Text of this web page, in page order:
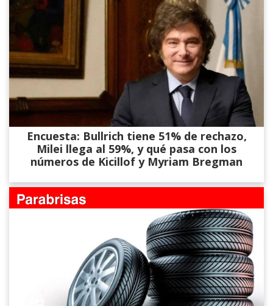
Encuesta: Bullrich tiene 51% de rechazo,
Milei llega al 59%, y qué pasa con los
números de Kicillof y Myriam Bregman